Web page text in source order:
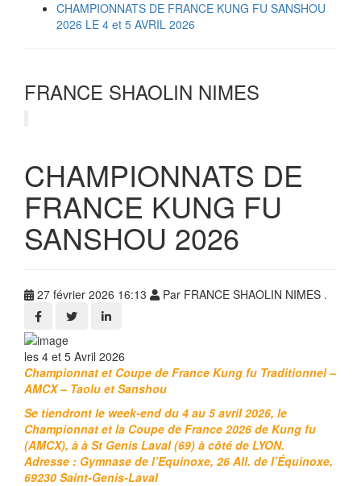
CHAMPIONNATS DE FRANCE KUNG FU SANSHOU
2026 LE 4 et 5 AVRIL 2026
FRANCE SHAOLIN NIMES
CHAMPIONNATS DE
FRANCE KUNG FU
SANSHOU 2026
27 février 2026 16:13 Par FRANCE SHAOLIN NIMES .
les 4 et 5 Avril 2026
Championnat et Coupe de France Kung fu Traditionnel –
AMCX – Taolu et Sanshou
Se tiendront le week-end du 4 au 5 avril 2026, le
Championnat et la Coupe de France 2026 de Kung fu
(AMCX), à à St Genis Laval (69) à côté de LYON.
Adresse : Gymnase de l’Equinoxe, 26 All. de l’Équinoxe,
69230 Saint-Genis-Laval